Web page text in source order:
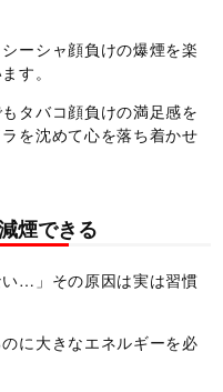
ーシャ顔負けの爆煙を楽
す。
タバコ顔負けの満足感を
を沈めて心を落ち着かせ
煙できる
い…」その原因は実は習慣
に大きなエネルギーを必